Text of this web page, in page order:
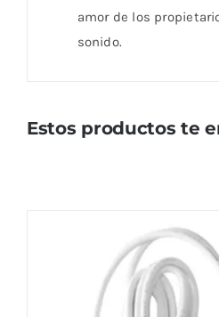
amor de los
sonido.
Estos productos te